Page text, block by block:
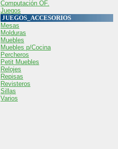
Computación OF.
Juegos
JUEGOS_ACCESORIOS
Mesas
Molduras
Muebles
Muebles p/Cocina
Percheros
Petit Muebles
Relojes
Repisas
Revisteros
Sillas
Varios